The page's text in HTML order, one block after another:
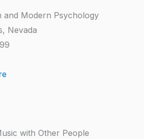
and Modern Psychology
Nevada
with Other People